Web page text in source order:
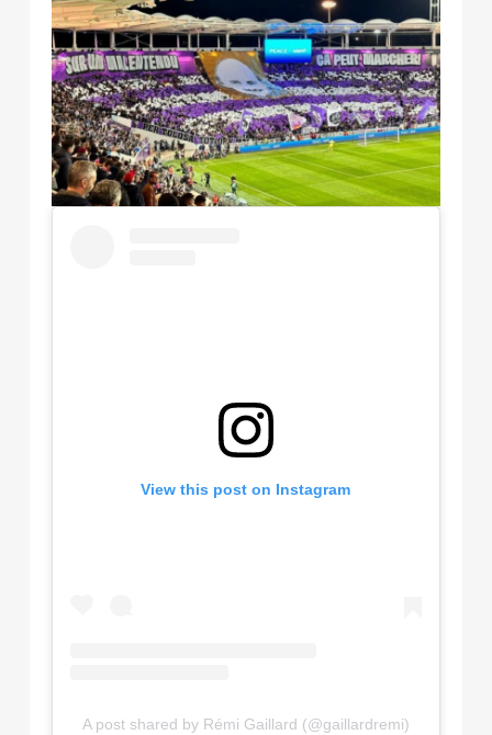
View this post on Instagram
A post shared by Rémi Gaillard (@gaillardremi)